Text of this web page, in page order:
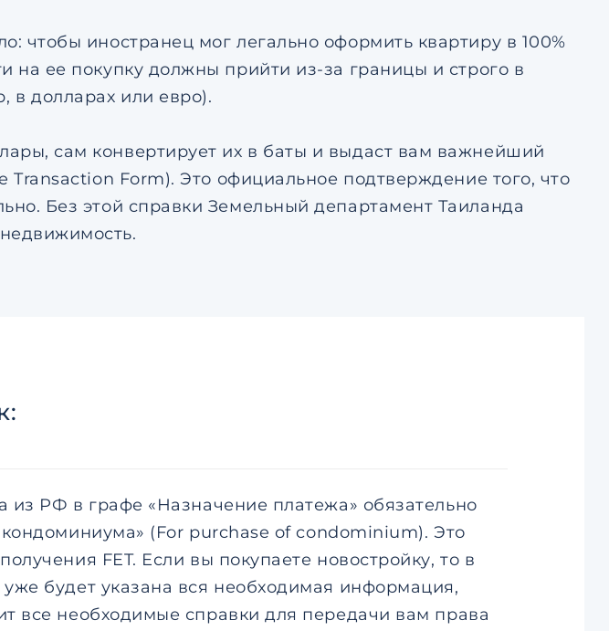
чтобы иностранец мог легально оформить квартиру в 100%
на ее покупку должны прийти из-за границы и строго в
в долларах или евро).
сам конвертирует их в баты и выдаст вам важнейший
Transaction Form). Это официальное подтверждение того, что
Без этой справки Земельный департамент Таиланда
из РФ в графе «Назначение платежа» обязательно
(For purchase of condominium). Это
FET. Если вы покупаете новостройку, то в
будет указана вся необходимая информация,
все необходимые справки для передачи вам права